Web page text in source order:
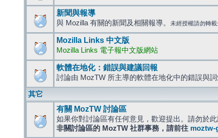
新聞與報導
與 Mozilla 有關的新聞及相關報導。 未經授權請勿轉
Mozilla Links 中文版
Mozilla Links 電子報中文版網站
軟體在地化：錯誤與建議回報
討論由 MozTW 所主導的軟體在地化中的錯誤與
其它
有關 MozTW 討論區
如果你對討論區有任何意見，歡迎提出。請勿於
非關討論區的 MozTW 社群事務，請前往 moztw-